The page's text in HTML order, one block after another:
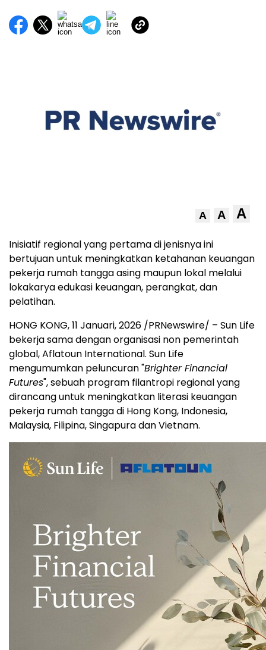
A A A
Inisiatif regional yang pertama di jenisnya ini
bertujuan untuk meningkatkan ketahanan keuangan
pekerja rumah tangga asing maupun lokal melalui
lokakarya edukasi keuangan, perangkat, dan
pelatihan.
HONG KONG,11 Januari, 2026 /PRNewswire/ – Sun Life
bekerja sama dengan organisasi non pemerintah
global, Aflatoun International. Sun Life
mengumumkan peluncuran "Brighter Financial
Futures", sebuah program filantropi regional yang
dirancang untuk meningkatkan literasi keuangan
pekerja rumah tangga di Hong Kong, Indonesia,
Malaysia, Filipina, Singapura dan Vietnam.